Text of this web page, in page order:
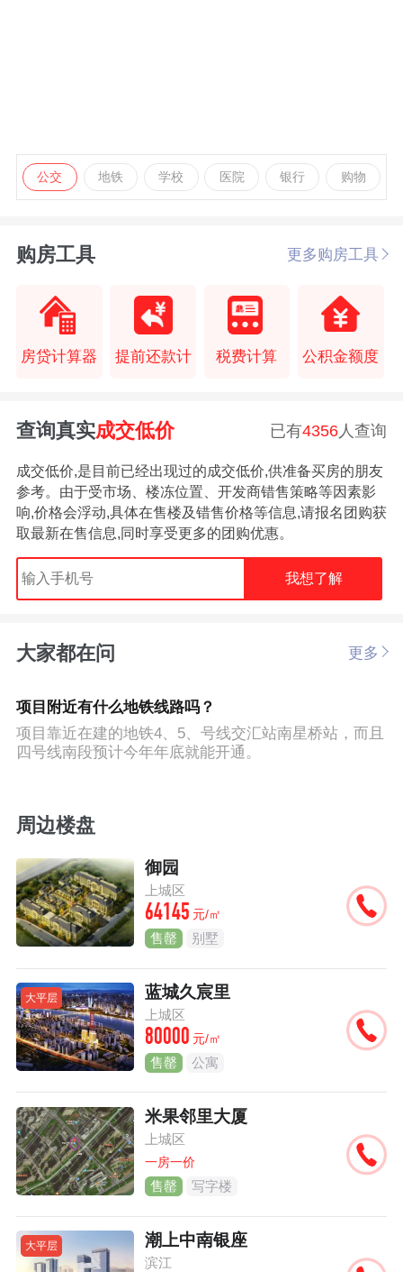
公交 地铁 学校 医院 银行 购物
购房工具 更多购房工具
房贷计算器 提前还款计 税费计算 公积金额度
查询真实成交低价 已有4356 人查询
成交低价,是目前已经出现过的成交低价,供准备买房的朋友
参考。由于受市场、楼冻位置、开发商错售策略等因素影
响,价格会浮动,具体在售楼及错售价格等信息,请报名团购获
取最新在售信息,同时享受更多的团购优惠。
我想了解
大家都在问 更多
项目附近有什么地铁线路吗？
项目靠近在建的地铁4、5、号线交汇站南星桥站，而且
四号线南段预计今年年底就能开通。
周边楼盘
御园
上城区
64145 元/㎡
售罄 别墅
大平层 蓝城久宸里
上城区
80000 元/㎡
售罄 公寓
米果邻里大厦
上城区
一房一价
售罄 写字楼
大平层 潮上中南银座
滨江